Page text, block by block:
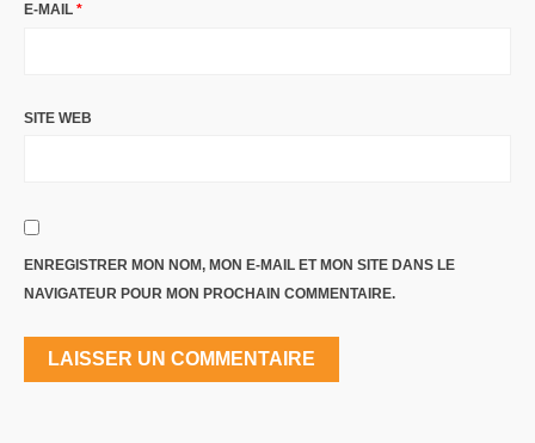
E-MAIL *
SITE WEB
ENREGISTRER MON NOM, MON E-MAIL ET MON SITE DANS LE
NAVIGATEUR POUR MON PROCHAIN COMMENTAIRE.